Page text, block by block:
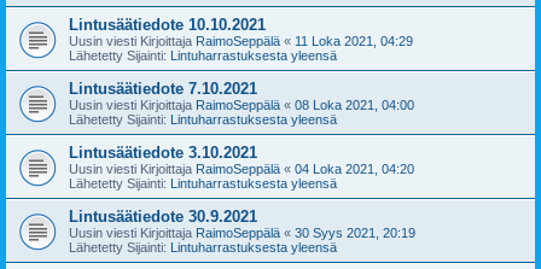
Lintusäätiedote 10.10.2021
Uusin viesti Kirjoittaja RaimoSeppälä « 11 Loka 2021, 04:29
Lähetetty Sijainti: Lintuharrastuksesta yleensä
Lintusäätiedote 7.10.2021
Uusin viesti Kirjoittaja RaimoSeppälä « 08 Loka 2021, 04:00
Lähetetty Sijainti: Lintuharrastuksesta yleensä
Lintusäätiedote 3.10.2021
Uusin viesti Kirjoittaja RaimoSeppälä « 04 Loka 2021, 04:20
Lähetetty Sijainti: Lintuharrastuksesta yleensä
Lintusäätiedote 30.9.2021
Uusin viesti Kirjoittaja RaimoSeppälä « 30 Syys 2021, 20:19
Lähetetty Sijainti: Lintuharrastuksesta yleensä